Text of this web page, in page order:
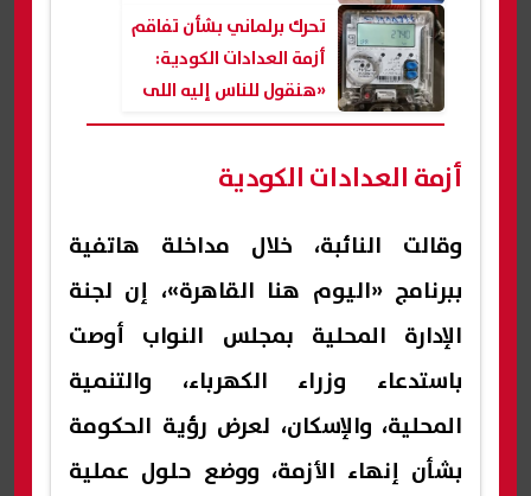
الأزمة
تحرك برلماني بشأن تفاقم
أزمة العدادات الكودية:
«هنقول للناس إليه اللى
بتسألنا كل يوم»
أزمة العدادات الكودية
وقالت النائبة، خلال مداخلة هاتفية
ببرنامج «اليوم هنا القاهرة»، إن لجنة
الإدارة المحلية بمجلس النواب أوصت
باستدعاء وزراء الكهرباء، والتنمية
المحلية، والإسكان، لعرض رؤية الحكومة
بشأن إنهاء الأزمة، ووضع حلول عملية